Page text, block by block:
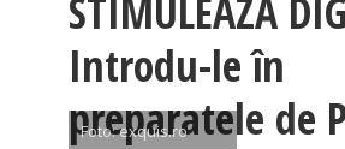
STIMULEAZĂ
Introdu-le în
preparatele de
Foto: exquis.ro